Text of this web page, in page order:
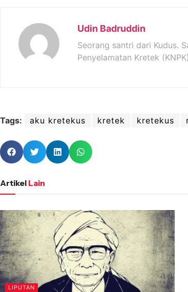
Udin Badruddin
Seorang santri dari Kudus.
Penyelamatan Kretek
Tags: aku kretekus kretek kretekus
Artikel Lain
LIPUTAN